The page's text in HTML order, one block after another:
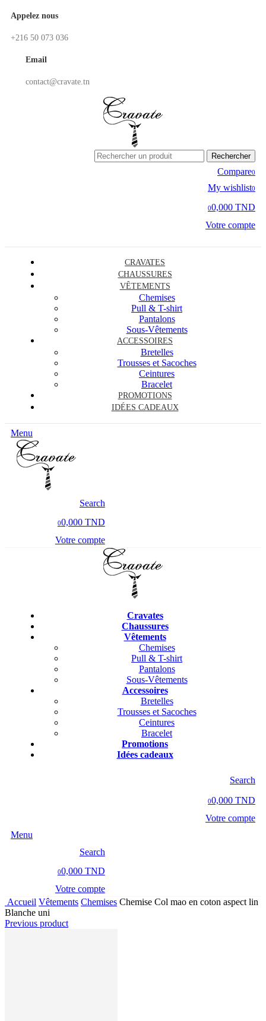
Appelez nous
+216 50 073 036
Email
contact@cravate.tn
Rechercher
Compare0
My wishlist0
00,000 TND
Votre compte
CRAVATES
CHAUSSURES
VÊTEMENTS
Chemises
Pull & T-shirt
Pantalons
Sous-Vêtements
ACCESSOIRES
Bretelles
Trousses et Sacoches
Ceintures
Bracelet
PROMOTIONS
IDÉES CADEAUX
Menu
Search
00,000 TND
Votre compte
Cravates
Chaussures
Vêtements
Chemises
Pull & T-shirt
Pantalons
Sous-Vêtements
Accessoires
Bretelles
Trousses et Sacoches
Ceintures
Bracelet
Promotions
Idées cadeaux
Search
00,000 TND
Votre compte
Menu
Search
00,000 TND
Votre compte
Accueil Vêtements Chemises Chemise Col mao en coton aspect lin
Blanche uni
Previous product